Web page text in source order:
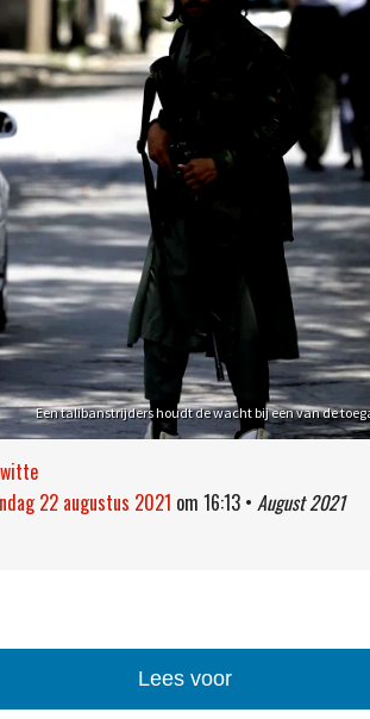
Een talibanstrijders houdt de wacht bij een van de
22 augustus 2021 om 16:13 • August 2021
Lees voor